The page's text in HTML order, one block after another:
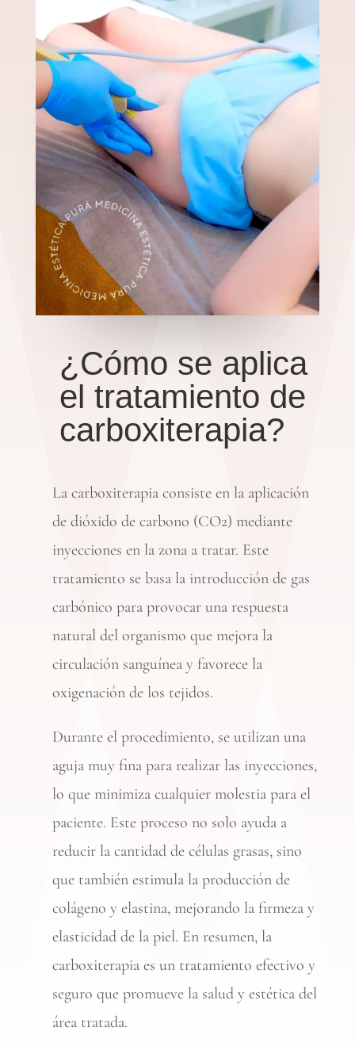
¿Cómo se aplica
el tratamiento de
carboxiterapia?
La carboxiterapia consiste en la aplicación
de dióxido de carbono (CO2) mediante
inyecciones en la zona a tratar. Este
tratamiento se basa la introducción de gas
carbónico para provocar una respuesta
natural del organismo que mejora la
circulación sanguínea y favorece la
oxigenación de los tejidos.
Durante el procedimiento, se utilizan una
aguja muy fina para realizar las inyecciones,
lo que minimiza cualquier molestia para el
paciente. Este proceso no solo ayuda a
reducir la cantidad de células grasas, sino
que también estimula la producción de
colágeno y elastina, mejorando la firmeza y
elasticidad de la piel. En resumen, la
carboxiterapia es un tratamiento efectivo y
seguro que promueve la salud y estética del
área tratada.